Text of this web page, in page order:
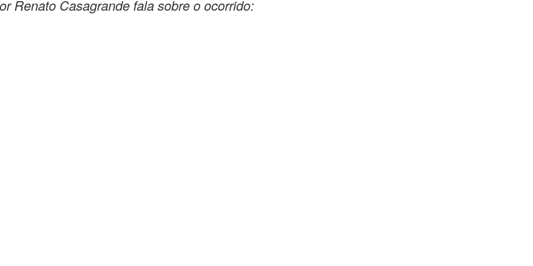
Renato Casagrande fala sobre o ocorrido: